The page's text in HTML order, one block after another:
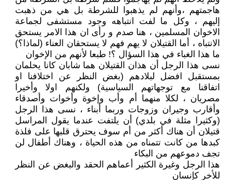
هاجمتهم ،وأنهم لم يذهبوا للشرطة بل هي من ذهبت
إليهم ، وكل ما لفت انتباهه وجود مستشفى لجماعة
الاخوان المسلمين ، هنا صدم و رأى ان هذا الامر يستحق
الانتباه ، أما القتيلان لا يهم فهم لا يستحقان العناء (لماذا؟)
ما هذا الغباء في هذا السؤال ؟! طبعا لأنهم من الإخوان
نسى هذا الرجل أن هذان القتيلان هما شابان كانا يحلمان
بمستقبل افضل لبلادهم (بغض النظر عن اختلافنا او
اتفاقنا مع توجهاتهم السياسية) ولكنهم اولا وأخيرا
مصريان ، لكلا منهما أم وأب وإخوة وأخوات وأصدقاء
وأقارب وجيران وزوجات وربما أبناء ، نسى هذا الرجل
(وكثيرا مثلة في بلدي) أن يلتفت عندما يقول المراسل
قتيلان أن هناك أكثر من أم سوف يحترق قلبها على فلذة
كبدها من كانت تتمناه من هذه الحياة ، وهناك أطفال لن
تجف دموعهم من البكاء
هذا الرجل وغيرة الكثير أعماهم الحقد والبغض عن النظر
للأخر كإنسان